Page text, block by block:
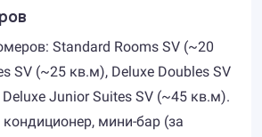
Standard Rooms SV (~20
SV (~25 кв.м), Deluxe Doubles SV
Junior Suites SV (~45 кв.м).
мини-бар (за